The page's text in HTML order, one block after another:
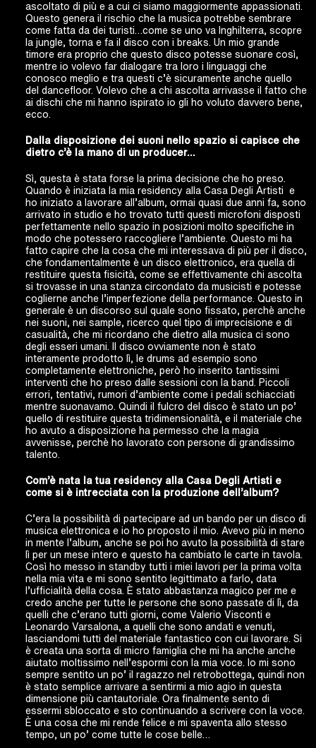
ascoltato di più e a cui ci siamo maggiormente appassionati.
Questo genera il rischio che la musica potrebbe sembrare
come fatta da dei turisti…come se uno va Inghilterra, scopre
la jungle, torna e fa il disco con i breaks. Un mio grande
timore era proprio che questo disco potesse suonare così,
mentre io volevo far dialogare tra loro i linguaggi che
conosco meglio e tra questi c’è sicuramente anche quello
del dancefloor. Volevo che a chi ascolta arrivasse il fatto che
ai dischi che mi hanno ispirato io gli ho voluto davvero bene,
ecco.
Dalla disposizione dei suoni nello spazio si capisce che
dietro c’è la mano di un producer…
Sì, questa è stata forse la prima decisione che ho preso.
Quando è iniziata la mia residency alla Casa Degli Artisti
e
ho iniziato a lavorare all’album, ormai quasi due anni fa, sono
arrivato in studio e ho trovato tutti questi microfoni disposti
perfettamente nello spazio in posizioni molto specifiche in
modo che potessero raccogliere l’ambiente. Questo mi ha
fatto capire che la cosa che mi interessava di più per il disco,
che fondamentalmente è un disco elettronico, era quella di
restituire questa fisicità, come se effettivamente chi ascolta
si trovasse in una stanza circondato da musicisti e potesse
coglierne anche l’imperfezione della performance. Questo in
generale è un discorso sul quale sono fissato, perchè anche
nei suoni, nei sample, ricerco quel tipo di imprecisione e di
casualità, che mi ricordano che dietro alla musica ci sono
degli esseri umani. Il disco ovviamente non è stato
interamente prodotto lì, le drums ad esempio sono
completamente elettroniche, però ho inserito tantissimi
interventi che ho preso dalle sessioni con la band. Piccoli
errori, tentativi, rumori d’ambiente come i pedali schiacciati
mentre suonavamo. Quindi il fulcro del disco è stato un po’
quello di restituire questa tridimensionalità, e il materiale che
ho avuto a disposizione ha permesso che la magia
avvenisse, perchè ho lavorato con persone di grandissimo
talento.
Com’è nata la tua residency alla Casa Degli Artisti e
come si è intrecciata con la produzione dell’album?
C’era la possibilità di partecipare ad un bando per un disco di
musica elettronica e io ho proposto il mio. Avevo più in meno
in mente l’album, anche se poi ho avuto la possibilità di stare
lì per un mese intero e questo ha cambiato le carte in tavola.
Così ho messo in standby tutti i miei lavori per la prima volta
nella mia vita e mi sono sentito legittimato a farlo, data
l’ufficialità della cosa. È stato abbastanza magico per me e
credo anche per tutte le persone che sono passate di lì, da
quelli che c’erano tutti giorni, come Valerio Visconti e
Leonardo Varsalona, a quelli che sono andati e venuti,
lasciandomi tutti del materiale fantastico con cui lavorare. Si
è creata una sorta di micro famiglia che mi ha anche anche
aiutato moltissimo nell’espormi con la mia voce. Io mi sono
sempre sentito un po’ il ragazzo nel retrobottega, quindi non
è stato semplice arrivare a sentirmi a mio agio in questa
dimensione più cantautoriale. Ora finalmente sento di
essermi sbloccato e sto continuando a scrivere con la voce.
È una cosa che mi rende felice e mi spaventa allo stesso
tempo, un po’ come tutte le cose belle…